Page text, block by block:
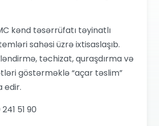
kənd təsərrüfatı təyinatlı
sahəsi üzrə ixtisaslaşıb.
təchizat, quraşdırma və
göstərməklə “açar təslim”
edir.
51 90